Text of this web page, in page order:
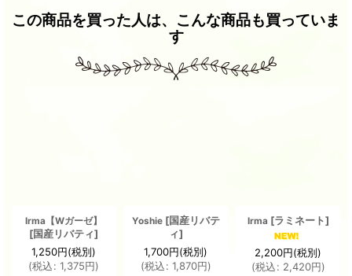
この商品を買った人は、こんな商品も買っていま
す
Irma【Wガーゼ】
[国産リバティ]
1,250円(税別)
(税込: 1,375円)
Yoshie [国産リバテ
ィ]
1,700円(税別)
(税込: 1,870円)
Irma [ラミネート]
2,200円(税別)
(税込: 2,420円)